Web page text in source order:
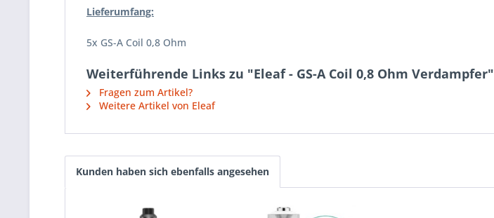
Lieferumfang:
5x GS-A Coil 0,8 Ohm
Weiterführende Links zu "Eleaf - GS-A Coil 0,8 Ohm Verdampfer"
Fragen zum Artikel?
Weitere Artikel von Eleaf
Kunden haben sich ebenfalls angesehen